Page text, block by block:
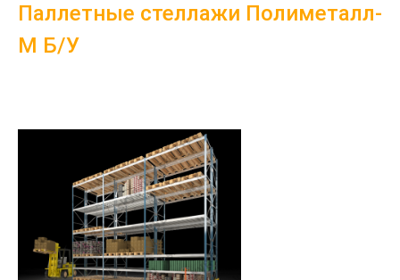
Паллетные стеллажи Полиметалл-
М Б/У